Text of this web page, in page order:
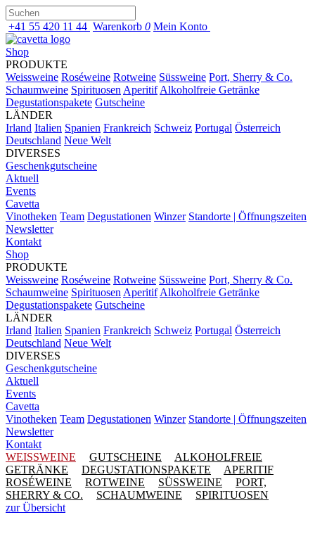
+41 55 420 11 44 Warenkorb 0 Mein Konto
Shop
PRODUKTE
Weissweine Roséweine Rotweine Süssweine Port, Sherry & Co.
Schaumweine Spirituosen Aperitif Alkoholfreie Getränke
Degustationspakete Gutscheine
LÄNDER
Irland Italien Spanien Frankreich Schweiz Portugal Österreich
Deutschland Neue Welt
DIVERSES
Geschenkgutscheine
Aktuell
Events
Cavetta
Vinotheken Team Degustationen Winzer Standorte | Öffnungszeiten
Newsletter
Kontakt
Shop
PRODUKTE
Weissweine Roséweine Rotweine Süssweine Port, Sherry & Co.
Schaumweine Spirituosen Aperitif Alkoholfreie Getränke
Degustationspakete Gutscheine
LÄNDER
Irland Italien Spanien Frankreich Schweiz Portugal Österreich
Deutschland Neue Welt
DIVERSES
Geschenkgutscheine
Aktuell
Events
Cavetta
Vinotheken Team Degustationen Winzer Standorte | Öffnungszeiten
Newsletter
Kontakt
WEISSWEINE
GUTSCHEINE
ALKOHOLFREIE
GETRÄNKE
DEGUSTATIONSPAKETE
APERITIF
ROSÉWEINE
ROTWEINE SÜSSWEINE
PORT,
SHERRY & CO.
SCHAUMWEINE
SPIRITUOSEN
zur Übersicht